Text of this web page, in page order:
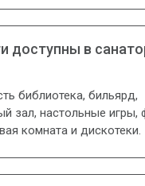
доступны в
библиотека, бильярд,
зал, настольные игры,
комната и дискотеки.